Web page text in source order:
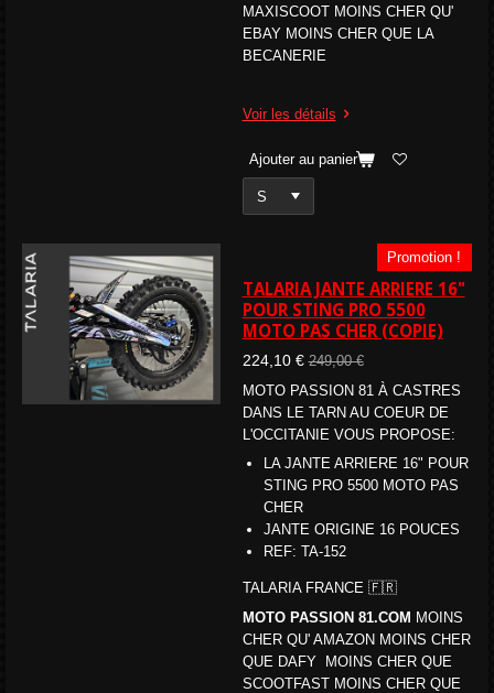
MAXISCOOT MOINS CHER QU'
EBAY MOINS CHER QUE LA
BECANERIE
Voir les détails
Ajouter au panier
Promotion !
TALARIA JANTE ARRIERE 16"
POUR STING PRO 5500
MOTO PAS CHER (COPIE)
224,10 € 249,00 €
MOTO PASSION 81 À CASTRES
DANS LE TARN AU COEUR DE
L'OCCITANIE VOUS PROPOSE:
LA JANTE ARRIERE 16" POUR
STING PRO 5500 MOTO PAS
CHER
JANTE ORIGINE 16 POUCES
REF: TA-152
TALARIA FRANCE 🇫🇷
MOTO PASSION 81.COM MOINS
CHER QU' AMAZON MOINS CHER
QUE DAFY MOINS CHER QUE
SCOOTFAST MOINS CHER QUE